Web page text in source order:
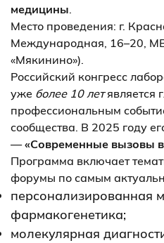
медицины.
Место проведения: г.
Международная, 16–20,
«Мякинино»).
Российский конгресс
уже более 10 летявляется
профессиональным
сообщества. В 2025 году
—«Современные вызовы в
Программа включает
форумы по самым
персонализированная
фармакогенетика;
молекулярная